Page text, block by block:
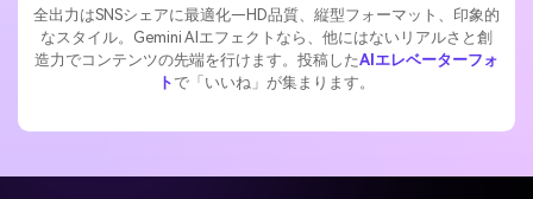
全出力はSNSシェアに最適化—HD品質、縦型フォーマット、印象的
なスタイル。Gemini AIエフェクトなら、他にはないリアルさと創
造力でコンテンツの先端を行けます。投稿したAIエレベーターフォ
ト で「いいね」が集まります。